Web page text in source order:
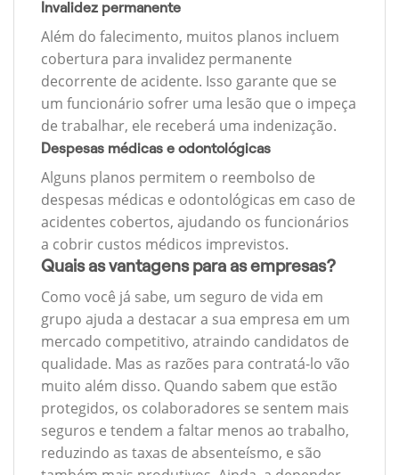
Invalidez permanente
Além do falecimento, muitos planos incluem
cobertura para invalidez permanente
decorrente de acidente. Isso garante que se
um funcionário sofrer uma lesão que o impeça
de trabalhar, ele receberá uma indenização.
Despesas médicas e odontológicas
Alguns planos permitem o reembolso de
despesas médicas e odontológicas em caso de
acidentes cobertos, ajudando os funcionários
a cobrir custos médicos imprevistos.
Quais as vantagens para as empresas?
Como você já sabe, um seguro de vida em
grupo ajuda a destacar a sua empresa em um
mercado competitivo, atraindo candidatos de
qualidade. Mas as razões para contratá-lo vão
muito além disso. Quando sabem que estão
protegidos, os colaboradores se sentem mais
seguros e tendem a faltar menos ao trabalho,
reduzindo as taxas de absenteísmo, e são